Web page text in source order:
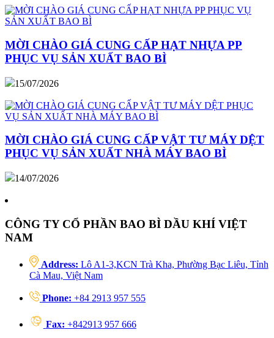
MỜI CHÀO GIÁ CUNG CẤP HẠT NHỰA PP
PHỤC VỤ SẢN XUẤT BAO BÌ
15/07/2026
MỜI CHÀO GIÁ CUNG CẤP VẬT TƯ MÁY DỆT
PHỤC VỤ SẢN XUẤT NHÀ MÁY BAO BÌ
14/07/2026
CÔNG TY CỔ PHẦN BAO BÌ DẦU KHÍ VIỆT
NAM
Address: Lô A1-3,KCN Trà Kha, Phường Bạc Liêu, Tỉnh
Cà Mau, Việt Nam
Phone: +84 2913 957 555
Fax: +842913 957 666